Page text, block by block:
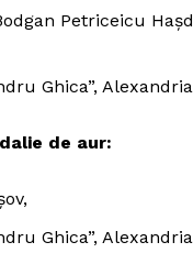
Petriceicu
Ghica”,
de aur:
Ghica”,